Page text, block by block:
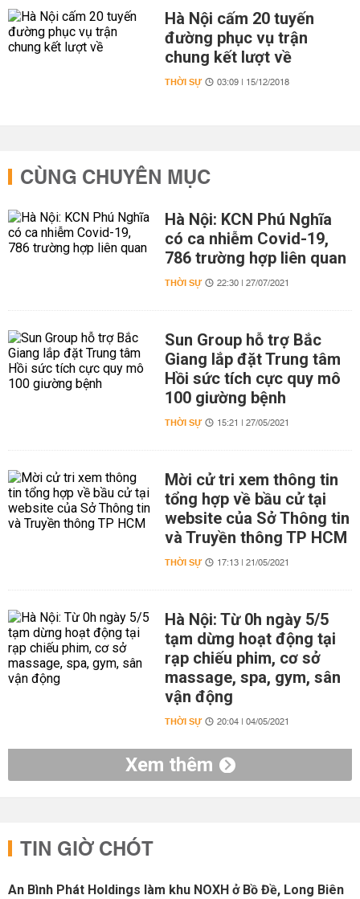
Hà Nội cấm 20 tuyến
đường phục vụ trận
chung kết lượt về
THỜI SỰ 03:09 | 15/12/2018
CÙNG CHUYÊN MỤC
Hà Nội: KCN Phú Nghĩa
có ca nhiễm Covid-19,
786 trường hợp liên quan
THỜI SỰ 22:30 | 27/07/2021
Sun Group hỗ trợ Bắc
Giang lắp đặt Trung tâm
Hồi sức tích cực quy mô
100 giường bệnh
THỜI SỰ 15:21 | 27/05/2021
Mời cử tri xem thông tin
tổng hợp về bầu cử tại
website của Sở Thông tin
và Truyền thông TP HCM
THỜI SỰ 17:13 | 21/05/2021
Hà Nội: Từ 0h ngày 5/5
tạm dừng hoạt động tại
rạp chiếu phim, cơ sở
massage, spa, gym, sân
vận động
THỜI SỰ 20:04 | 04/05/2021
Xem thêm
TIN GIỜ CHÓT
An Bình Phát Holdings làm khu NOXH ở Bồ Đề, Long Biên